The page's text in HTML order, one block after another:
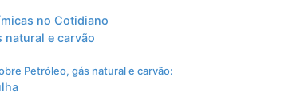
no Cotidiano
natural e carvão
Petróleo, gás natural e carvão: